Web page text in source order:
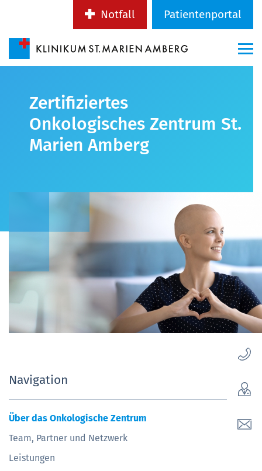
Notfall Patientenportal
Zertifiziertes
Onkologisches Zentrum St.
Marien Amberg
Navigation
Über das Onkologische Zentrum
Team, Partner und Netzwerk
Leistungen